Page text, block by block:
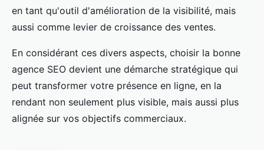
en tant qu'outil d'amélioration de la visibilité, mais
aussi comme levier de croissance des ventes.
En considérant ces divers aspects, choisir la bonne
agence SEO devient une démarche stratégique qui
peut transformer votre présence en ligne, en la
rendant non seulement plus visible, mais aussi plus
alignée sur vos objectifs commerciaux.